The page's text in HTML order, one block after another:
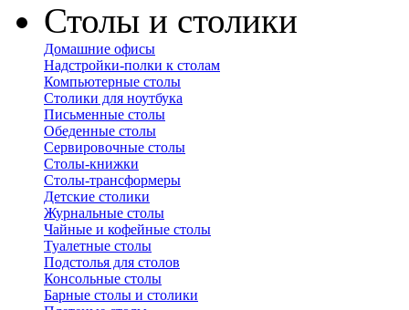
Столы и столики
Домашние офисы
Надстройки-полки к столам
Компьютерные столы
Столики для ноутбука
Письменные столы
Обеденные столы
Сервировочные столы
Столы-книжки
Столы-трансформеры
Детские столики
Журнальные столы
Чайные и кофейные столы
Туалетные столы
Подстолья для столов
Консольные столы
Барные столы и столики